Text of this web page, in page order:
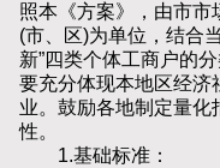
照本《方案》，由市
(市、区)为单位，结合
新”四类个体工商户的
要充分体现本地区经济
业。鼓励各地制定量化
性。
1.基础标准：